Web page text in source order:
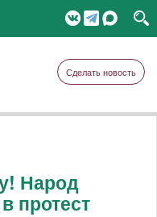
Сделать новость
Народ
протест